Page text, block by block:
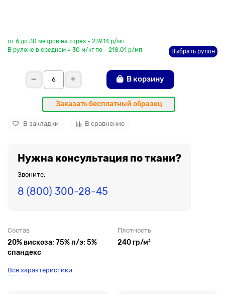
от 6 до 30 метров на отрез - 239.14 р/мп
В рулоне в среднем = 30 м/кг по - 218.01 р/мп
Выбрать рулон
В корзину
Заказать бесплатный образец
В закладки В сравнение
Нужна консультация по ткани?
Звоните:
8 (800) 300-28-45
Состав
20% вискоза; 75% п/э; 5%
спандекс
Плотность
240 гр/м²
Все характеристики